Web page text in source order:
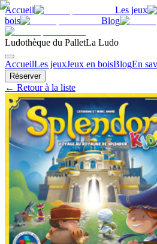
Accueil Les jeux
bois
Blog
Ludothèque du PalletLa Ludo
AccueilLes jeuxJeux en boisBlogEn
Réserver
← Retour à la liste